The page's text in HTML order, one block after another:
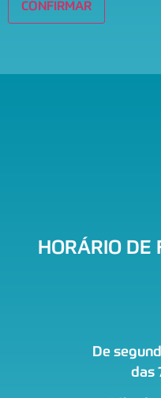
CONFIRMAR
HORÁRIO DE
De
das